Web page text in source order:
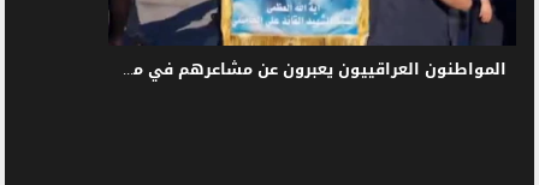
المواطنون العراقييون يعبرون عن مشاعرهم في مراسم تشييع جثمان القائد الشهيد